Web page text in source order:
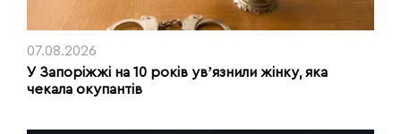
07.08.2026
У Запоріжжі на 10 років увʼязнили жінку, яка
чекала окупантів